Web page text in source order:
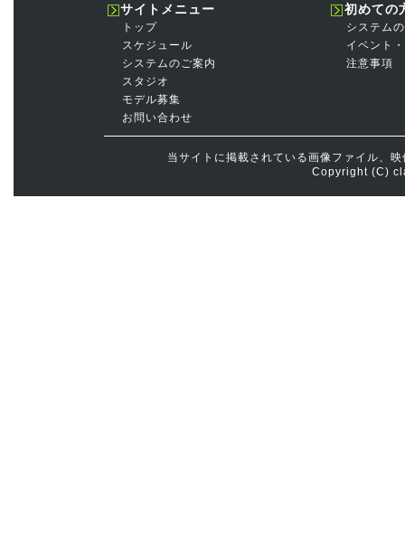
サイトメニュー
トップ
スケジュール
システムのご案内
スタジオ
モデル募集
お問い合わせ
初めての
システム
イベント
注意事項
当サイトに掲載されている画像ファイル、
Copyright (C)